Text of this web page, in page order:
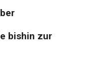
bishin zur